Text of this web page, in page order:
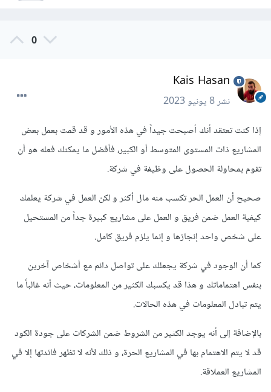
0
Kais Hasan
نشر8 يونيو 2023
إذا كنت تعتقد أنك أصبحت جيداً في هذه الأمور و قد قمت بعمل بعض
المشاريع ذات المستوى المتوسط أو الكبير، فأفضل ما يمكنك فعله هو أن
تقوم بمحاولة الحصول على وظيفة في شركة.
صحيح أن العمل الحر تكسب منه مال أكثر و لكن العمل في شركة يعلمك
كيفية العمل ضمن فريق و العمل على مشاريع كبيرة جداً من المستحيل
على شخص واحد إنجازها و إنما يلزم فريق كامل.
كما أن الوجود في شركة يجعلك على تواصل دائم مع أشخاص آخرين
بنفس اهتماماتك و هذا قد يكسبك الكثير من المعلومات، حيث أنه غالباً ما
يتم تبادل المعلومات في هذه الحالات.
بالإضافة إلى أنه يوجد الكثير من الشروط ضمن الشركات على جودة الكود
قد لا يتم الاهتمام بها في المشاريع الحرة، و ذلك ﻷنه لا تظهر فائدتها إلا في
المشاريع العملاقة.